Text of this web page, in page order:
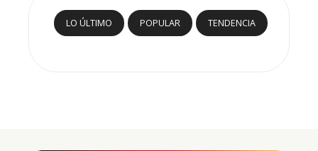
LO ÚLTIMO POPULAR TENDENCIA